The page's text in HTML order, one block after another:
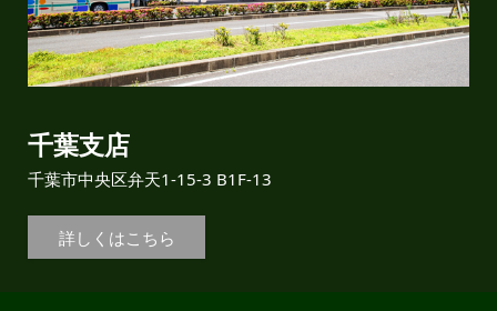
千葉支店
千葉市中央区弁天1-15-3 B1F-13
詳しくはこちら